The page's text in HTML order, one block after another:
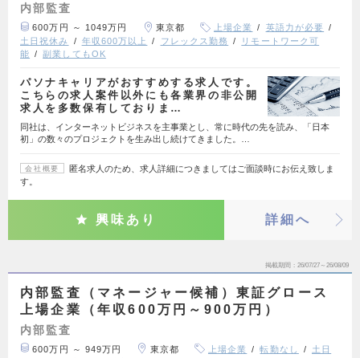
内部監査
600万円 ～ 1049万円 東京都 上場企業
英語力が必要
土日祝休み
年収600万以上 フレックス勤務
リモートワーク可
能
副業してもOK
パソナキャリアがおすすめする求人です。
こちらの求人案件以外にも各業界の非公開
求人を多数保有しておりま…
同社は、インターネットビジネスを主事業とし、常に時代の先を読み、「日本
初」の数々のプロジェクトを生み出し続けてきました。…
会社概要
匿名求人のため、求人詳細につきましてはご面談時にお伝え致しま
す。
興味あり 詳細へ
掲載期間 26/07/27～26/08/09
内部監査（マネージャー候補）東証グロース
上場企業（年収600万円～900万円）
内部監査
600万円 ～ 949万円 東京都 上場企業 転勤なし
土日